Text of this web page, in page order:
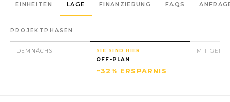
EINHEITEN LAGE FINANZIERUNG FAQS
PROJEKTPHASEN
DEMNÄCHST SIE SIND HIER
OFF-PLAN
~32% ERSPARNIS
MIT